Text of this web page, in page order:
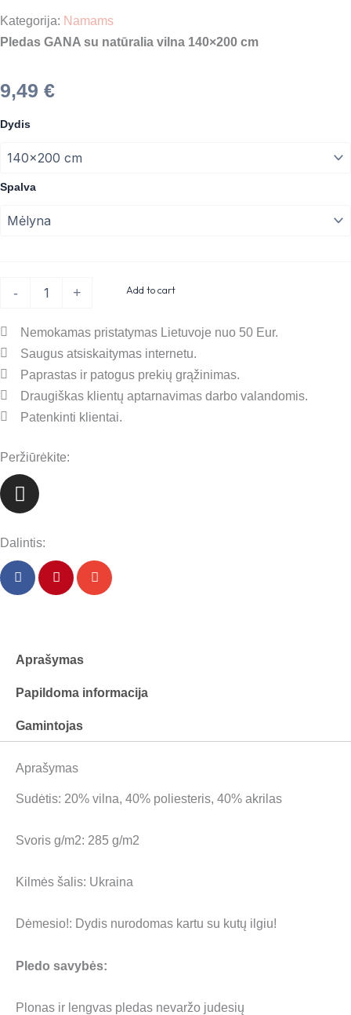
Kategorija: Namams
Pledas GANA su natūralia vilna 140×200 cm
9,49 €
Dydis
Spalva
-
Pledas
GANA
natūralia
vilna
140×200
quantity
+ Add to cart
Nemokamas pristatymas Lietuvoje nuo 50 Eur.
Saugus atsiskaitymas internetu.
Paprastas ir patogus prekių grąžinimas.
Draugiškas klientų aptarnavimas darbo valandomis.
Patenkinti klientai.
Peržiūrėkite:
I
n
t
a
g
r
Dalintis:
Aprašymas
Papildoma informacija
Gamintojas
Aprašymas
Sudėtis: 20% vilna, 40% poliesteris, 40% akrilas
Svoris g/m2: 285 g/m2
Kilmės šalis: Ukraina
Dėmesio!: Dydis nurodomas kartu su kutų ilgiu!
Pledo savybės:
Plonas ir lengvas pledas nevaržo judesių